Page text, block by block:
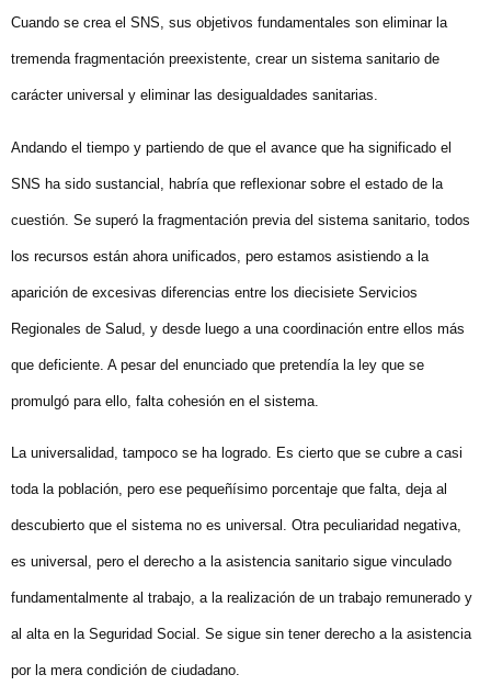
Cuando se crea el SNS, sus objetivos fundamentales son eliminar la
tremenda fragmentación preexistente, crear un sistema sanitario de
carácter universal y eliminar las desigualdades sanitarias.
Andando el tiempo y partiendo de que el avance que ha significado el
SNS ha sido sustancial, habría que reflexionar sobre el estado de la
cuestión. Se superó la fragmentación previa del sistema sanitario, todos
los recursos están ahora unificados, pero estamos asistiendo a la
aparición de excesivas diferencias entre los diecisiete Servicios
Regionales de Salud, y desde luego a una coordinación entre ellos más
que deficiente. A pesar del enunciado que pretendía la ley que se
promulgó para ello, falta cohesión en el sistema.
La universalidad, tampoco se ha logrado. Es cierto que se cubre a casi
toda la población, pero ese pequeñísimo porcentaje que falta, deja al
descubierto que el sistema no es universal. Otra peculiaridad negativa,
es universal, pero el derecho a la asistencia sanitario sigue vinculado
fundamentalmente al trabajo, a la realización de un trabajo remunerado y
al alta en la Seguridad Social. Se sigue sin tener derecho a la asistencia
por la mera condición de ciudadano.